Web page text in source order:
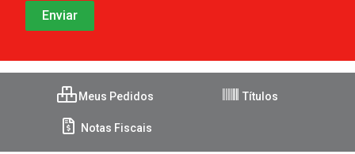
Meus Pedidos Títulos
Notas Fiscais